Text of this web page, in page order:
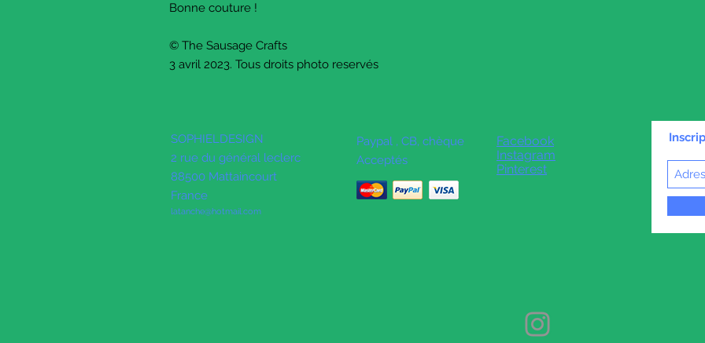
Bonne couture !
© The Sausage Crafts
3 avril 2023. Tous droits photo reservés
SOPHIELDESIGN
2 rue du général leclerc
88500 Mattaincourt
France
latanche@hotmail.com
Paypal , CB, chèque
Acceptés
Facebook
Instagram
Pinterest